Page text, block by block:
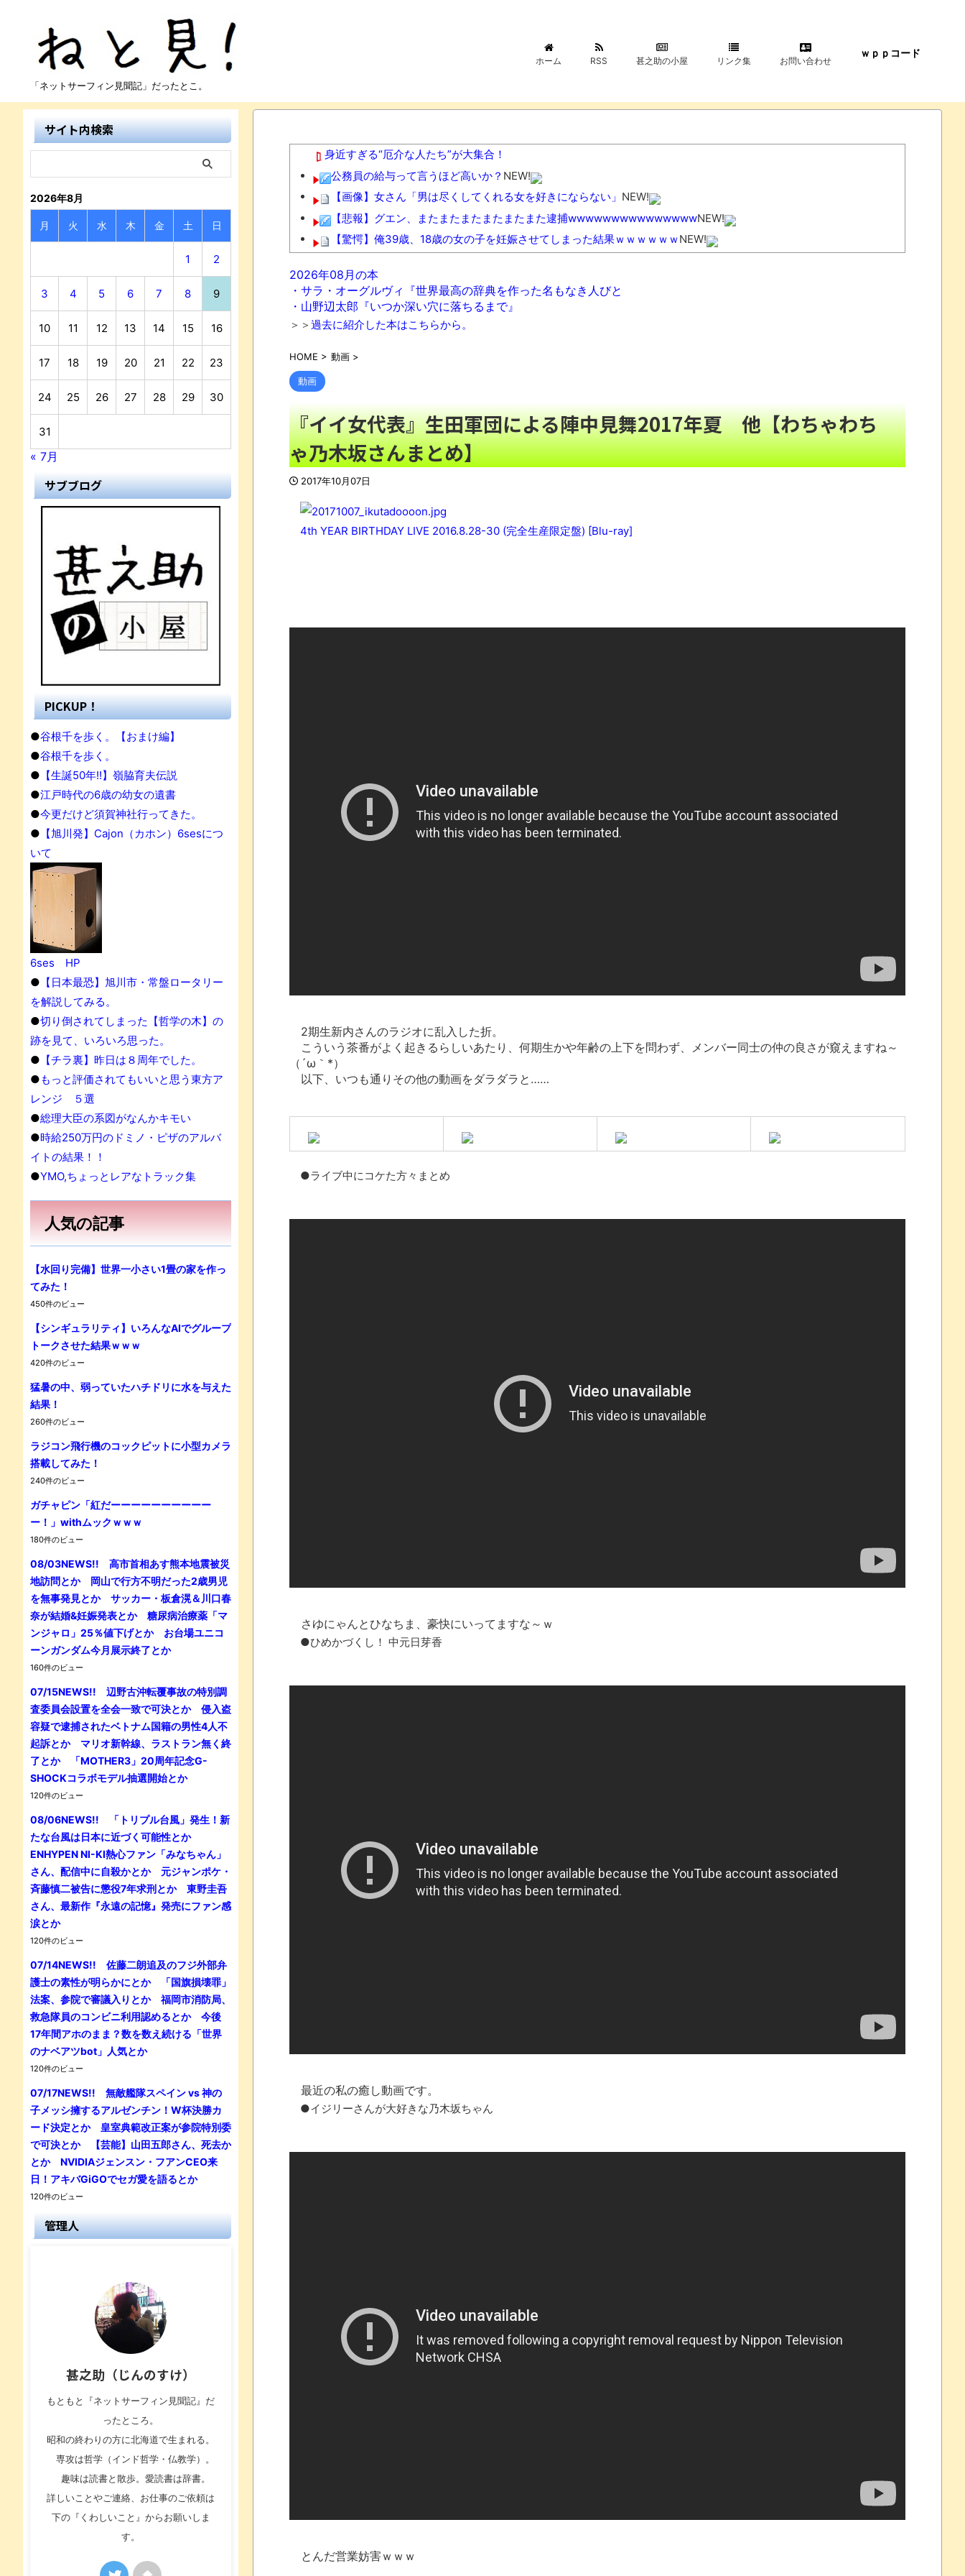
「ネットサーフィン見聞記」だったとこ。
ホーム RSS 甚之助の小屋 リンク集 お問い合わせ
ｗｐｐコード
身近すぎる“厄介な人たち”が大集合！
公務員の給与って言うほど高いか？ NEW!
【画像】女さん「男は尽くしてくれる女を好きにならない」 NEW!
【悲報】グエン、またまたまたまたまたまた逮捕wwwwwwwwwwwwwwwNEW!
【驚愕】俺39歳、18歳の女の子を妊娠させてしまった結果ｗｗｗｗｗｗNEW!
会社「キミ、転勤ね」 男性社員「なら辞めますわ」 → 凄いことになるｗｗｗｗｗｗ
【腹筋崩壊】見た瞬間吹いた画像を貼っていくスレｗｗｗｗ
【九州名物】鶏刺し食べた医師、全身麻痺へ…「死んだほうが良かったと思っていた」
【豪快】ある蕎麦屋の店頭サンプルが“誇張しすぎ”だと話題にｗｗｗｗNEW!
【衝撃】韓国で売っている目覚まし時計のデザインが悪夢すぎるwwwNEW!
話題のセクシーホラー『スパンキング除霊師』人妻霊の服が消えるバグが発生「丸裸になる現象を泣きながら修正し
ました」と現在はアプデ済み。ほか、8月09日の新着CGまとめNEW!
シカ「ヒマワリ全部喰った」 郡山布引風の高原まつり中止
レトロパソコンに勝手移植の「ギャラガ」「ボスコニアン」「ムーンパトロール」「1942」「タイムパイロット」が
凄い。
8月26日にリメイク完結編「FF7リベレーション」の新映像が公開！欧州gamescom 2026にて
体験談：仕事で同じビルの中に入っているグループ会社の嫁子 [ほのぼの]
葉月つばさちゃん、昔から見てるんだけどかなりお姉さんになったね
壊れたエアコンと歌えないボク
歴ログは10周年ですがnoteに引っ越します
進撃の巨人シーズン7 ファイナルシーズンの感想
TBS「マツコの知らない世界」スタグル特集でほとんど紹介されなかったJリーグ…ならば自分たちで紹介だ！
【衝撃】道志村の骨や服、沢の上流から流されてきた可能性・・・・・・・・・
オーストラリアの男性飛行家 太平洋横断飛行
【中国】パトカーの前で好演技www当たり屋やお煽り運転など盛りだくさん
「ム、ムリです・・・」メガネ美人ナースに入院中のオレのオナサポ懇願したら・・・
ナチスドイツは何故バルバロッサ作戦とかいう無茶に踏み切ってしまったのか
2026年08月の本
・サラ・オーグルヴィ『世界最高の辞典を作った名もなき人びと
・山野辺太郎『いつか深い穴に落ちるまで』
＞＞ 過去に紹介した本はこちらから。
HOME > 動画 >
動画
『イイ女代表』生田軍団による陣中見舞2017年夏 他【わちゃわち
ゃ乃木坂さんまとめ】
2017年10月07日
4th YEAR BIRTHDAY LIVE 2016.8.28-30 (完全生産限定盤) [Blu-ray]
2期生新内さんのラジオに乱入した折。
こういう茶番がよく起きるらしいあたり、何期生かや年齢の上下を問わず、メンバー同士の仲の良さが窺えますね～
（´ω｀*）
以下、いつも通りその他の動画をダラダラと……
●ライブ中にコケた方々まとめ
さゆにゃんとひなちま、豪快にいってますな～ｗ
●ひめかづくし！ 中元日芽香
最近の私の癒し動画です。
●イジリーさんが大好きな乃木坂ちゃん
とんだ営業妨害ｗｗｗ
サイト内検索
2026年8月
月 火 水 木 金 土 日
1 2
3 4 5 6 7 8 9
10 11 12 13 14 15 16
17 18 19 20 21 22 23
24 25 26 27 28 29 30
31
« 7月
サブブログ
PICKUP！
●谷根千を歩く。【おまけ編】
●谷根千を歩く。
● 【生誕50年!!】嶺脇育夫伝説
●江戸時代の6歳の幼女の遺書
●今更だけど須賀神社行ってきた。
● 【旭川発】Cajon（カホン）6sesにつ
いて
6ses HP
● 【日本最恐】旭川市・常盤ロータリー
を解説してみる。
●切り倒されてしまった【哲学の木】の
跡を見て、いろいろ思った。
● 【チラ裏】昨日は８周年でした。
●もっと評価されてもいいと思う東方ア
レンジ ５選
●総理大臣の系図がなんかキモい
●時給250万円のドミノ・ピザのアルバ
イトの結果！！
●YMO,ちょっとレアなトラック集
人気の記事
【水回り完備】世界一小さい1畳の家を作っ
てみた！
450件のビュー
【シンギュラリティ】いろんなAIでグループ
トークさせた結果ｗｗｗ
420件のビュー
猛暑の中、弱っていたハチドリに水を与えた
結果！
260件のビュー
ラジコン飛行機のコックピットに小型カメラ
搭載してみた！
240件のビュー
ガチャピン「紅だーーーーーーーーーー
ー！」withムックｗｗｗ
180件のビュー
08/03NEWS!! 高市首相あす熊本地震被災
地訪問とか 岡山で行方不明だった2歳男児
を無事発見とか サッカー・板倉滉＆川口春
奈が結婚&妊娠発表とか 糖尿病治療薬「マ
ンジャロ」25％値下げとか お台場ユニコ
ーンガンダム今月展示終了とか
160件のビュー
07/15NEWS!! 辺野古沖転覆事故の特別調
査委員会設置を全会一致で可決とか 侵入盗
容疑で逮捕されたベトナム国籍の男性4人不
起訴とか マリオ新幹線、ラストラン無く終
了とか 「MOTHER3」20周年記念G-
SHOCKコラボモデル抽選開始とか
120件のビュー
08/06NEWS!! 「トリプル台風」発生！新
たな台風は日本に近づく可能性とか
ENHYPEN NI-KI熱心ファン「みなちゃん」
さん、配信中に自殺かとか 元ジャンポケ・
斉藤慎二被告に懲役7年求刑とか 東野圭吾
さん、最新作『永遠の記憶』発売にファン感
涙とか
120件のビュー
07/14NEWS!! 佐藤二朗追及のフジ外部弁
護士の素性が明らかにとか 「国旗損壊罪」
法案、参院で審議入りとか 福岡市消防局、
救急隊員のコンビニ利用認めるとか 今後
17年間アホのまま？数を数え続ける「世界
のナベアツbot」人気とか
120件のビュー
07/17NEWS!! 無敵艦隊スペイン vs 神の
子メッシ擁するアルゼンチン！W杯決勝カ
ード決定とか 皇室典範改正案が参院特別委
で可決とか 【芸能】山田五郎さん、死去か
とか NVIDIAジェンスン・フアンCEO来
日！アキバGiGOでセガ愛を語るとか
120件のビュー
管理人
甚之助（じんのすけ）
もともと『ネットサーフィン見聞記』だ
ったところ。
昭和の終わりの方に北海道で生まれる。
専攻は哲学（インド哲学・仏教学）。
趣味は読書と散歩。愛読書は辞書。
詳しいことやご連絡、お仕事のご依頼は
下の『くわしいこと』からお願いしま
す。